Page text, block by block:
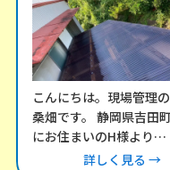
外構工事
こんにちは。現場管理の
桑畑です。 静岡県吉田町
にお住まいのH様より、
「風が強い日にカーポー
詳しく見る →